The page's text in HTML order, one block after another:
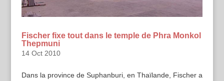
Fischer fixe tout dans le temple de Phra Monkol
Thepmuni
14 Oct 2010
Dans la province de Suphanburi, en Thaïlande, Fischer a